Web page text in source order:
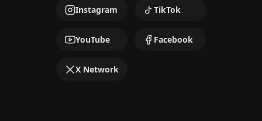
Instagram TikTok
YouTube Facebook
X Network